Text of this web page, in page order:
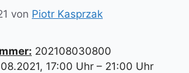
von Piotr Kasprzak
202108030800
17:00 Uhr – 21:00 Uhr